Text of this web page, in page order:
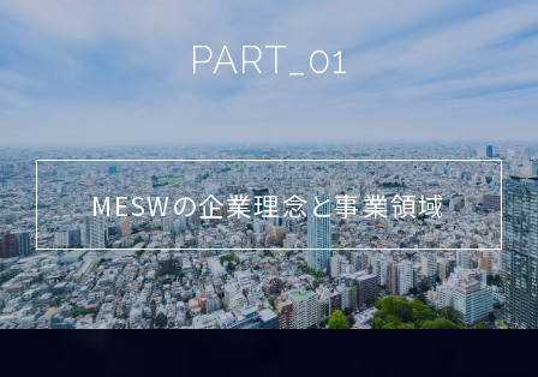
PART_01
MESWの企業理念と事業領域